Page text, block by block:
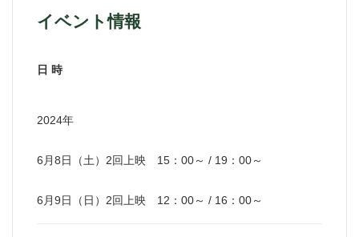
イベント情報
日 時
2024年
6月8日（土）2回上映 15：00～ / 19：00～
6月9日（日）2回上映 12：00～ / 16：00～